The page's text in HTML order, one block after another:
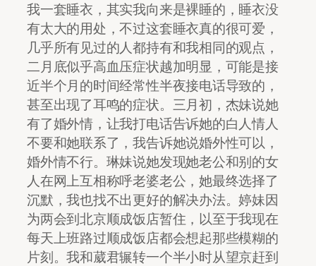
我一套睡衣，其实我向来是裸睡的，睡衣没
有太大的用处，不过这套睡衣真的很可爱，
几乎所有见过的人都持有和我相同的观点，
二月底似乎高血压症状越加明显，可能是接
近半个月的时间经常性半夜接电话导致的，
甚至出现了耳鸣的症状。三月初，杰妹说她
有了婚外情，让我打电话告诉她的白人情人
不要和她联系了，我告诉她说婚外性可以，
婚外情不行。琳妹说她发现她老公和别的女
人在网上互相称呼老婆老公，她最终选择了
沉默，我也找不出更好的解决办法。婷妹因
为两会到北京顺成饭店暂住，以至于我现在
每天上班路过顺成饭店都会想起那些模糊的
片刻。我和葳君辗转一个半小时从望京赶到